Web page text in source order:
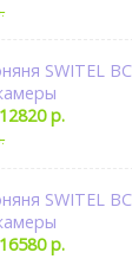
SWITEL
12820 р.
SWITEL
16580 р.